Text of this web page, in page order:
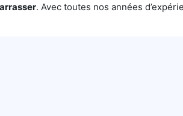
. Avec toutes nos années